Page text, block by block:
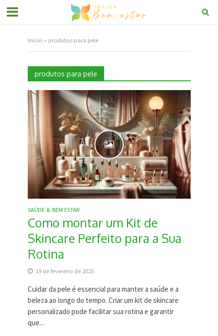
Início » produtos para pele
produtos para pele
SAÚDE & BEM ESTAR
Como montar um Kit de
Skincare Perfeito para a Sua
Rotina
19 de fevereiro de 2025
Cuidar da pele é essencial para manter a saúde e a
beleza ao longo do tempo. Criar um kit de skincare
personalizado pode facilitar sua rotina e garantir
que...